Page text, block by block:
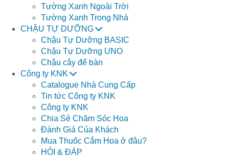
Tường Xanh Ngoài Trời
Tường Xanh Trong Nhà
CHẬU TỰ DƯỠNG
Chậu Tự Dưỡng BASIC
Chậu Tự Dưỡng UNO
Chậu cây để bàn
Công ty KNK
Catalogue Nhà Cung Cấp
Tin tức Công ty KNK
Công ty KNK
Chia Sẻ Chăm Sóc Hoa
Đánh Giá Của Khách
Mua Thuốc Cắm Hoa ở đâu?
HỎI & ĐÁP